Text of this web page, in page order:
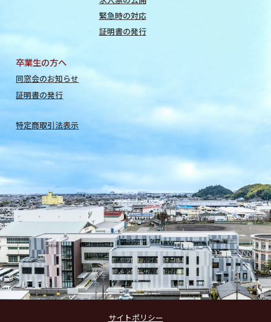
緊急時の対応
証明書の発行
卒業生の方へ
同窓会のお知らせ
証明書の発行
特定商取引法表示
サイトポリシー